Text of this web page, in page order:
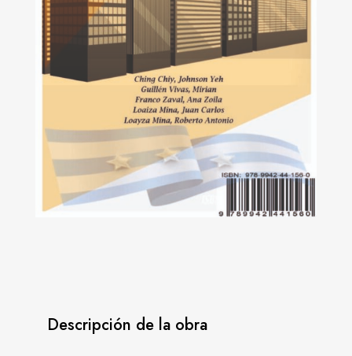
Descripción de la obra